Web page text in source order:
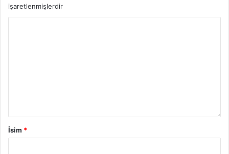
işaretlenmişlerdir
İsim *